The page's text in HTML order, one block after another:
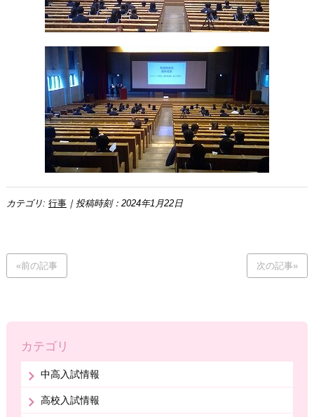
カテゴリ: 行事｜投稿時刻：2024年1月22日
«前の記事 次の記事»
カテゴリ
中高入試情報
高校入試情報